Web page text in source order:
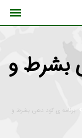
بشرط و
برنامه ی کود دهی بشرط و